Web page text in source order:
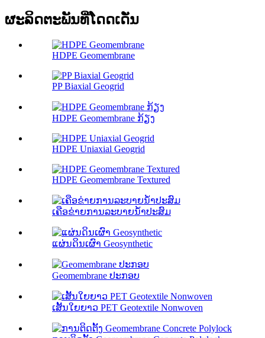
ຜະລິດຕະພັນທີ່ໂດດເດັ່ນ
HDPE Geomembrane
PP Biaxial Geogrid
HDPE Geomembrane ກ້ຽງ
HDPE Uniaxial Geogrid
HDPE Geomembrane Textured
ເຄືອຂ່າຍການລະບາຍນ້ໍາປະສົມ
ແຜ່ນດິນເຜົາ Geosynthetic
Geomembrane ປະກອບ
ເສັ້ນໃຍຍາວ PET Geotextile Nonwoven